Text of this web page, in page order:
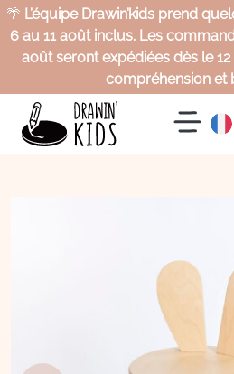
🌴 L’équipe Drawin’kids prend
6 au 11 août inclus. Les
août seront expédiées dès le
compréhension et